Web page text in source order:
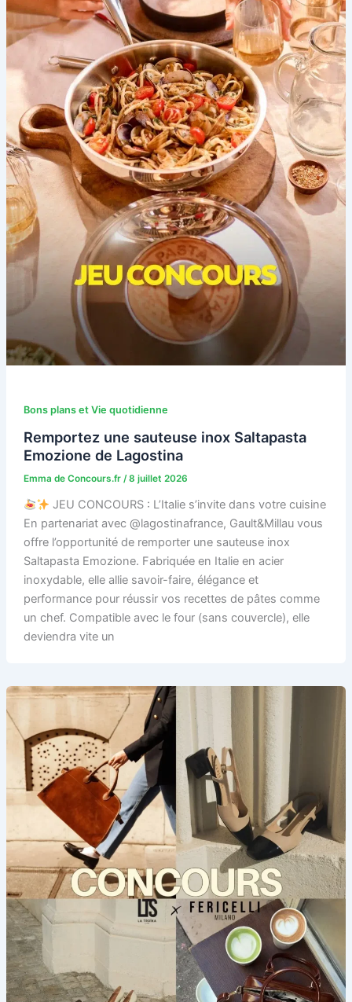
Bons plans et Vie quotidienne
Remportez une sauteuse inox Saltapasta
Emozione de Lagostina
Emma de Concours.fr /8 juillet 2026
JEU CONCOURS : L’Italie s’invite dans votre cuisine
En partenariat avec @lagostinafrance, Gault&Millau vous
offre l’opportunité de remporter une sauteuse inox
Saltapasta Emozione. Fabriquée en Italie en acier
inoxydable, elle allie savoir-faire, élégance et
performance pour réussir vos recettes de pâtes comme
un chef. Compatible avec le four (sans couvercle), elle
deviendra vite un